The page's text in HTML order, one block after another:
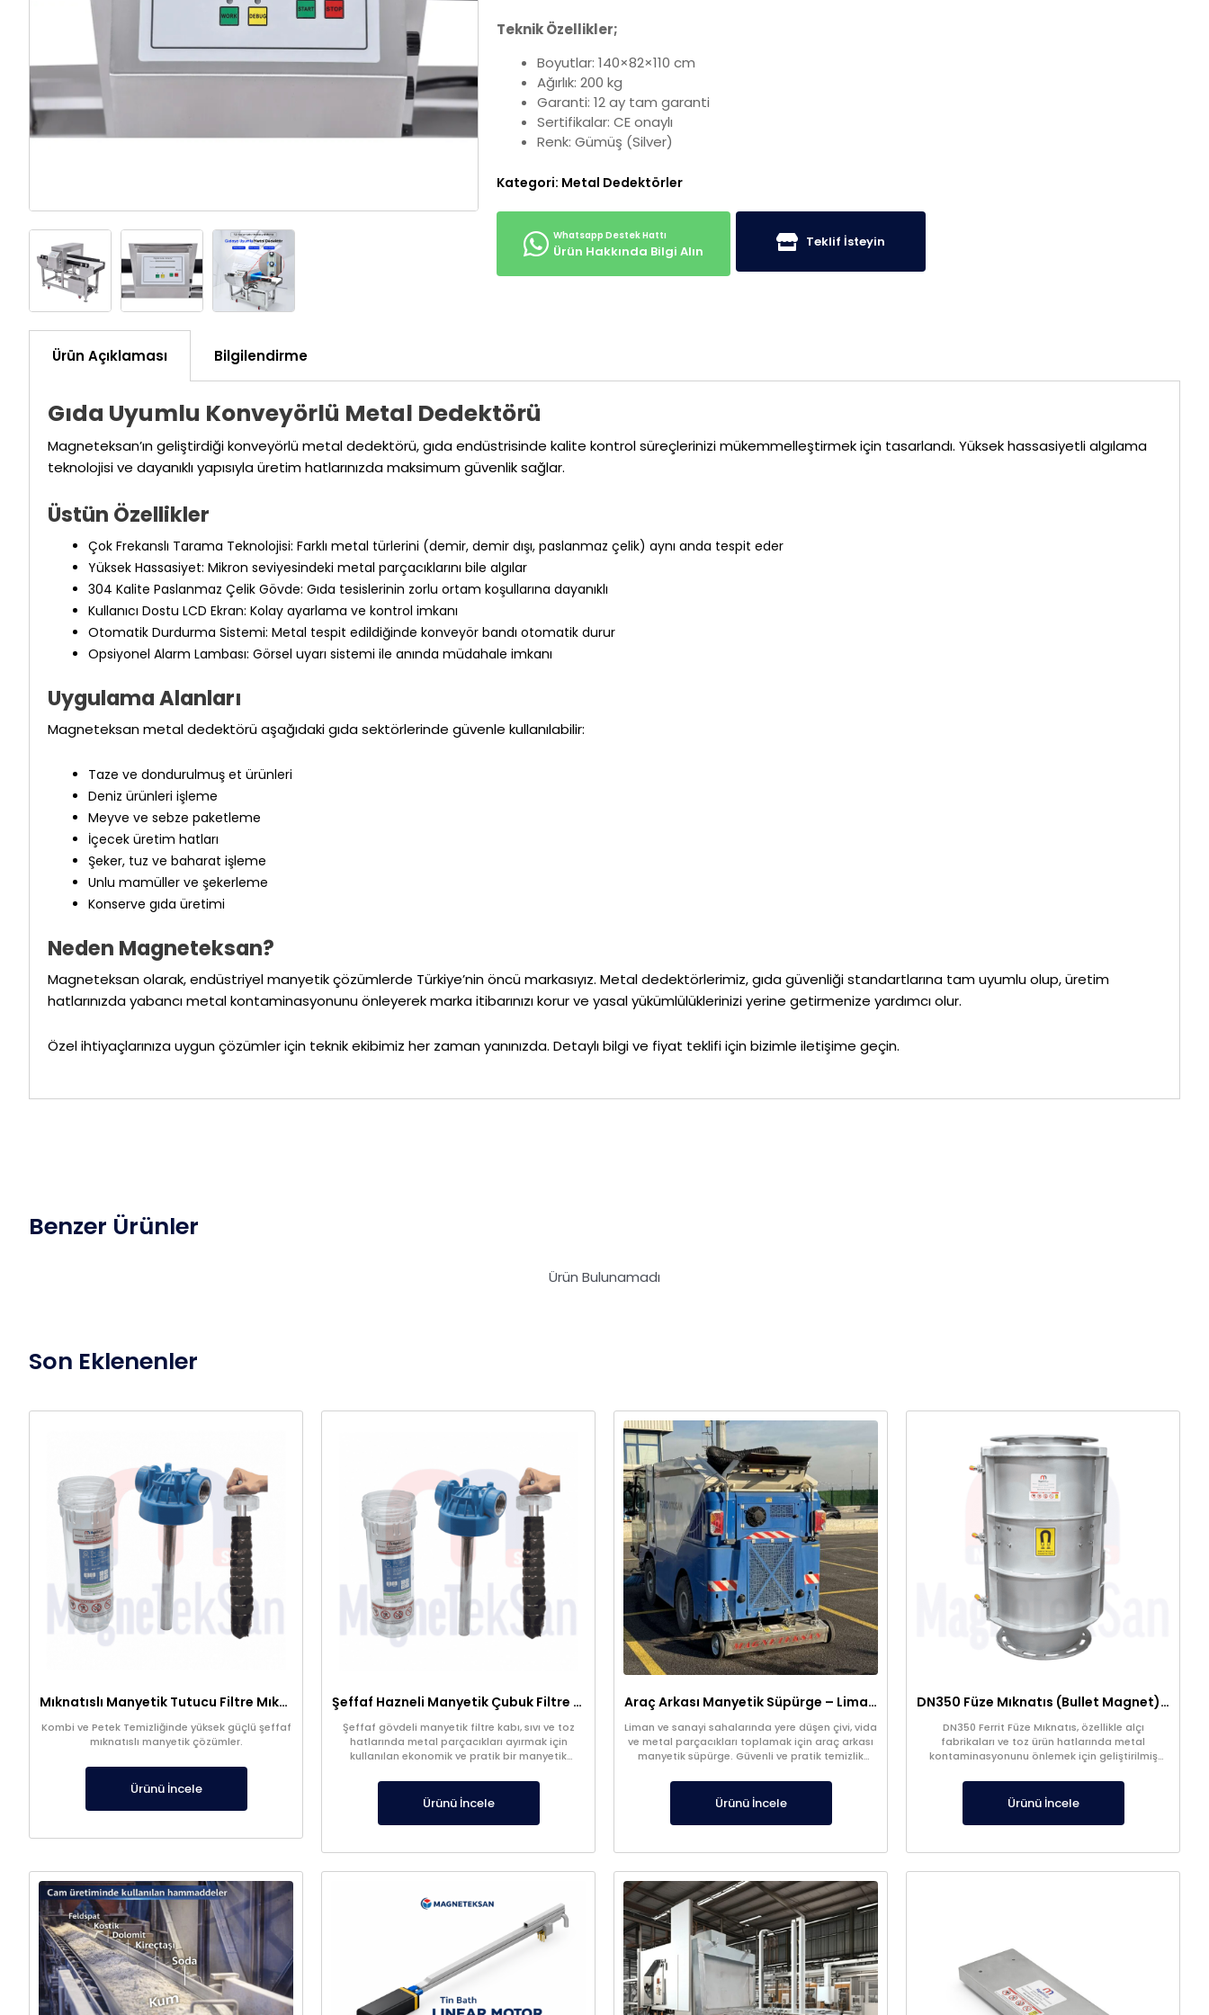
Teknik Özellikler;
Boyutlar: 140×82×110 cm
Ağırlık: 200 kg
Garanti: 12 ay tam garanti
Sertifikalar: CE onaylı
Renk: Gümüş (Silver)
Kategori: Metal Dedektörler
Ürün Hakkında Bilgi Alın
Teklif İsteyin
Ürün Açıklaması Bilgilendirme
Gıda Uyumlu Konveyörlü Metal Dedektörü
Magneteksan’ın geliştirdiği konveyörlü metal dedektörü, gıda endüstrisinde kalite kontrol süreçlerinizi mükemmelleştirmek için tasarlandı. Yüksek hassasiyetli algılama
teknolojisi ve dayanıklı yapısıyla üretim hatlarınızda maksimum güvenlik sağlar.
Üstün Özellikler
Çok Frekanslı Tarama Teknolojisi: Farklı metal türlerini (demir, demir dışı, paslanmaz çelik) aynı anda tespit eder
Yüksek Hassasiyet: Mikron seviyesindeki metal parçacıklarını bile algılar
304 Kalite Paslanmaz Çelik Gövde: Gıda tesislerinin zorlu ortam koşullarına dayanıklı
Kullanıcı Dostu LCD Ekran: Kolay ayarlama ve kontrol imkanı
Otomatik Durdurma Sistemi: Metal tespit edildiğinde konveyör bandı otomatik durur
Opsiyonel Alarm Lambası: Görsel uyarı sistemi ile anında müdahale imkanı
Uygulama Alanları
Magneteksan metal dedektörü aşağıdaki gıda sektörlerinde güvenle kullanılabilir:
Taze ve dondurulmuş et ürünleri
Deniz ürünleri işleme
Meyve ve sebze paketleme
İçecek üretim hatları
Şeker, tuz ve baharat işleme
Unlu mamüller ve şekerleme
Konserve gıda üretimi
Neden Magneteksan?
Magneteksan olarak, endüstriyel manyetik çözümlerde Türkiye’nin öncü markasıyız. Metal dedektörlerimiz, gıda güvenliği standartlarına tam uyumlu olup, üretim
hatlarınızda yabancı metal kontaminasyonunu önleyerek marka itibarınızı korur ve yasal yükümlülüklerinizi yerine getirmenize yardımcı olur.
Özel ihtiyaçlarınıza uygun çözümler için teknik ekibimiz her zaman yanınızda. Detaylı bilgi ve fiyat teklifi için bizimle iletişime geçin.
Benzer Ürünler
Ürün Bulunamadı
Son Eklenenler
Mıknatıslı Manyetik Tutucu Filtre Mıknatıs – Petek ve Kombi Temizliği
Kombi ve Petek Temizliğinde yüksek güçlü şeffaf
mıknatıslı manyetik çözümler.
Ürünü İncele
Şeffaf Hazneli Manyetik Çubuk Filtre – Ekonomik ve Yüksek Verimli Metal Tutucu
Şeffaf gövdeli manyetik filtre kabı, sıvı ve toz
hatlarında metal parçacıkları ayırmak için
kullanılan ekonomik ve pratik bir manyetik
kalitesini artırır ve ekipmanları korur.
Ürünü İncele
Araç Arkası Manyetik Süpürge – Liman, Fuar Alanı ve Otomotiv Fabrikaları İçin
Liman ve sanayi sahalarında yere düşen çivi, vida
ve metal parçacıkları toplamak için araç arkası
manyetik süpürge. Güvenli ve pratik temizlik
Ürünü İncele
DN350 Füze Mıknatıs (Bullet Magnet) – Toz ve Alçı Hatlarında Tıkanma Yapmaz Manyetik Seperatör
DN350 Ferrit Füze Mıknatıs, özellikle alçı
fabrikaları ve toz ürün hatlarında metal
kontaminasyonunu önlemek için geliştirilmiş
Ürünü İncele